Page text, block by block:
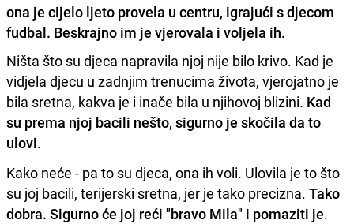
ona je cijelo ljeto provela u centru, igrajući s djecom
fudbal. Beskrajno im je vjerovala i voljela ih.
Ništa što su djeca napravila njoj nije bilo krivo. Kad je
vidjela djecu u zadnjim trenucima života, vjerojatno je
bila sretna, kakva je i inače bila u njihovoj blizini. Kad
su prema njoj bacili nešto, sigurno je skočila da to
ulovi.
Kako neće - pa to su djeca, ona ih voli. Ulovila je to što
su joj bacili, terijerski sretna, jer je tako precizna. Tako
dobra. Sigurno će joj reći "bravo Mila" i pomaziti je.